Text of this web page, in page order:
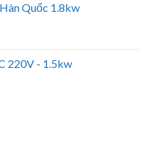
Quốc 1.8kw
220V - 1.5kw